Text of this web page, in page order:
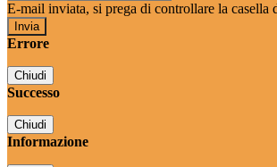
E-mail inviata, si prega di controllare la casella
Errore
Chiudi
Successo
Chiudi
Informazione